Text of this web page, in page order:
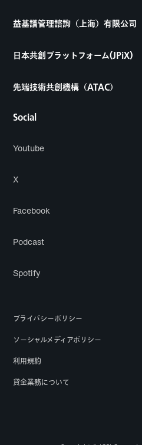
Social
Youtube
X
Facebook
Podcast
Spotify
益基譜管理諮詢（上海）有限公司
日本共創プラットフォーム(JPiX)
先端技術共創機構（ATAC）
プライバシーポリシー
ソーシャルメディアポリシー
利用規約
貸金業務について